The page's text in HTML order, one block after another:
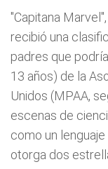
"Capitana
recibió una
padres que
13 años) de la
Unidos (MPAA,
escenas de
como un
otorga dos